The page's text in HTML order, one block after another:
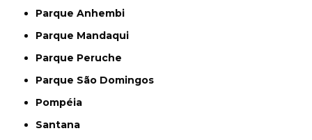
Parque Anhembi
Parque Mandaqui
Parque Peruche
Parque São Domingos
Pompéia
Santana